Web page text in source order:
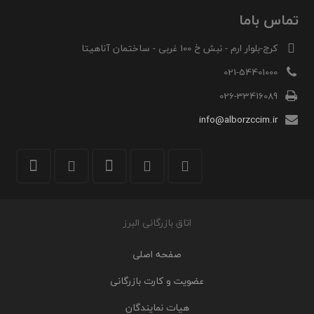
تماس باما
کرج-بلوار ارم - نبش خ 100 غربی - ساختمان آناهیتا
021-54401000
026-33416089
info@alborzccim.ir
اتاق بازرگانی البرز
صفحه اصلی
عضویت و کارت بازرگانی
هیات نمایندگان